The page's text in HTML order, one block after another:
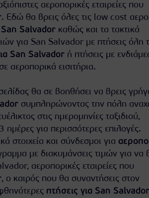
αεροπορικές εταιρείες που
. Εδώ θα βρεις όλες τις low cost
San Salvadorκαθώς και τα τακτικά
για San Salvador με πτήσεις όλη
San Salvadorή πτήσεις με
αεροπορικά εισιτήρια.
θα σε βοηθήσει να βρεις
συμπληρώνοντας την πόλη
στις ημερομηνίες ταξιδιού,
για περισσότερες επιλογές.
στοιχεία και σύνδεσμοι για
με διακυμάνσεις τιμών για να
αεροπορικές εταιρείες που
, ο καιρός που θα συναντήσεις στον
πτήσεις για San Salvador